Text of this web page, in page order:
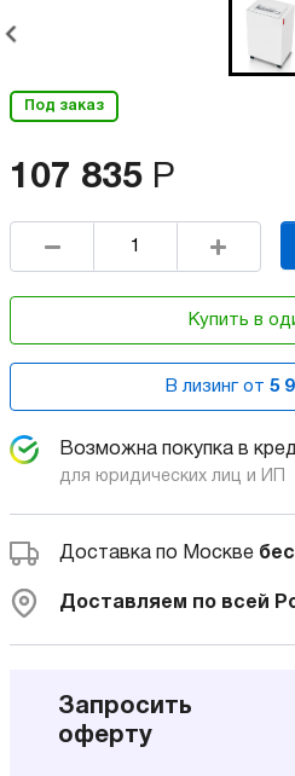
Под заказ
107 835 Р
Купить в
В лизинг от 5
Возможна покупка в
для юридических лиц и ИП
Доставка по Москве
Доставляем по всей
Запросить
оферту